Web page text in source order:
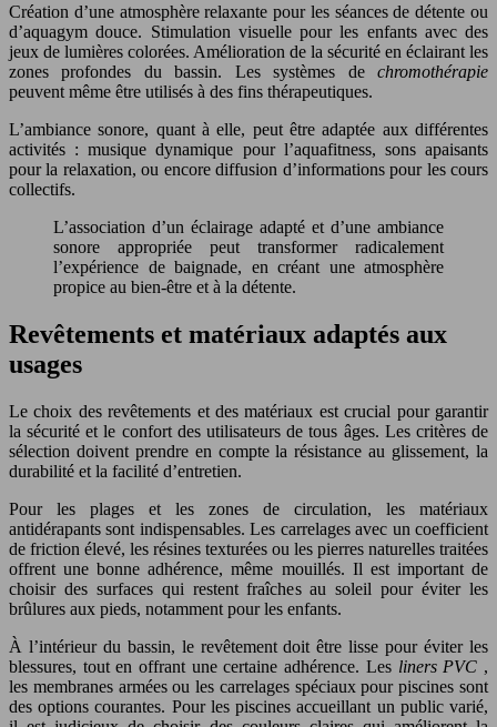
Création d’une atmosphère relaxante pour les séances de détente ou
d’aquagym douce. Stimulation visuelle pour les enfants avec des
jeux de lumières colorées. Amélioration de la sécurité en éclairant les
zones profondes du bassin. Les systèmes de chromothérapie
peuvent même être utilisés à des fins thérapeutiques.
L’ambiance sonore, quant à elle, peut être adaptée aux différentes
activités : musique dynamique pour l’aquafitness, sons apaisants
pour la relaxation, ou encore diffusion d’informations pour les cours
collectifs.
L’association d’un éclairage adapté et d’une ambiance
sonore appropriée peut transformer radicalement
l’expérience de baignade, en créant une atmosphère
propice au bien-être et à la détente.
Revêtements et matériaux adaptés aux
usages
Le choix des revêtements et des matériaux est crucial pour garantir
la sécurité et le confort des utilisateurs de tous âges. Les critères de
sélection doivent prendre en compte la résistance au glissement, la
durabilité et la facilité d’entretien.
Pour les plages et les zones de circulation, les matériaux
antidérapants sont indispensables. Les carrelages avec un coefficient
de friction élevé, les résines texturées ou les pierres naturelles traitées
offrent une bonne adhérence, même mouillés. Il est important de
choisir des surfaces qui restent fraîches au soleil pour éviter les
brûlures aux pieds, notamment pour les enfants.
À l’intérieur du bassin, le revêtement doit être lisse pour éviter les
blessures, tout en offrant une certaine adhérence. Les liners PVC ,
les membranes armées ou les carrelages spéciaux pour piscines sont
des options courantes. Pour les piscines accueillant un public varié,